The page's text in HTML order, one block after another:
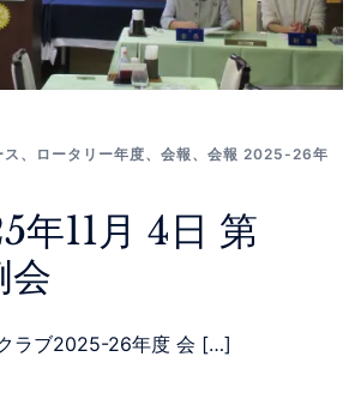
ス 、 ロータリー年度、 会報 、 会報 2025-26年
年11月 4日 第
会
ラブ2025-26年度 会 […]